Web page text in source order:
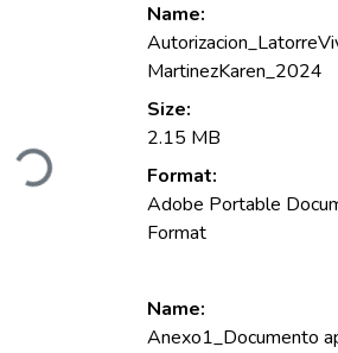
Loading...
Name:
MartinezKaren_2024
Size:
2.15 MB
Format:
Adobe Portable
Format
Name:
Anexo1_Documento